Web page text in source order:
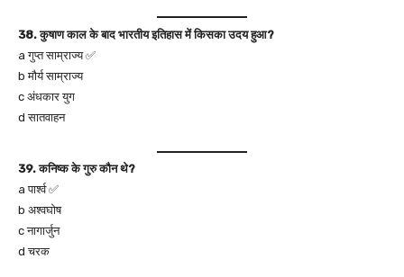
38. कुषाण काल के बाद भारतीय इतिहास में किसका उदय हुआ?
a गुप्त साम्राज्य ✅
b मौर्य साम्राज्य
c अंधकार युग
d सातवाहन
39. कनिष्क के गुरु कौन थे?
a पार्श्व ✅
b अश्वघोष
c नागार्जुन
d चरक